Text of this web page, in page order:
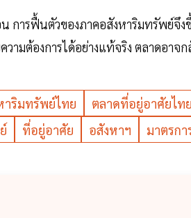
การฟื้นตัวของภาคอสังหาริมทรัพย์จึง
ามต้องการได้อย่างแท้จริง ตลาดอา
าริมทรัพย์ไทย ตลาดที่อยู่อาศัยไทย
ที่อยู่อาศัย อสังหาฯ มาตรก